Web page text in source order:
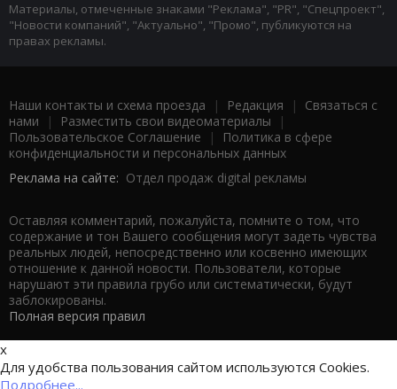
Материалы, отмеченные знаками "Реклама", "PR", "Спецпроект",
"Новости компаний", "Актуально", "Промо", публикуются на
правах рекламы.
Наши контакты и схема проезда | Редакция | Связаться с
нами | Разместить свои видеоматериалы |
Пользовательское Соглашение |
Политика в сфере
конфиденциальности и персональных данных
Реклама на сайте: Отдел продаж digital рекламы
Оставляя комментарий, пожалуйста, помните о том, что
содержание и тон Вашего сообщения могут задеть чувства
реальных людей, непосредственно или косвенно имеющих
отношение к данной новости. Пользователи, которые
нарушают эти правила грубо или систематически, будут
заблокированы.
Полная версия правил
x
Для удобства пользования сайтом используются Cookies.
Подробнее...